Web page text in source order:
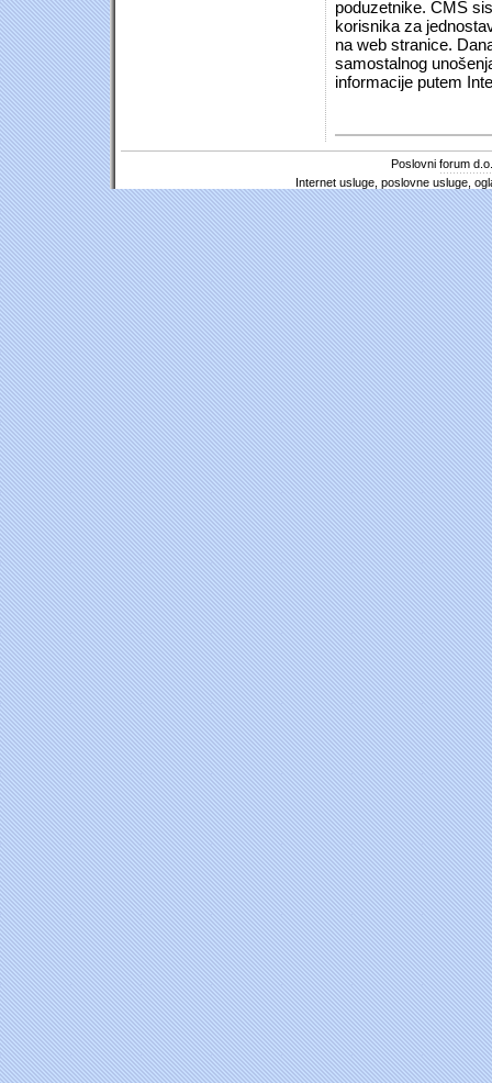
poduzetnike. CMS
korisnika za
na web stranice.
samostalnog
informacije putem
Poslovni forum
Internet usluge, poslovne usluge,